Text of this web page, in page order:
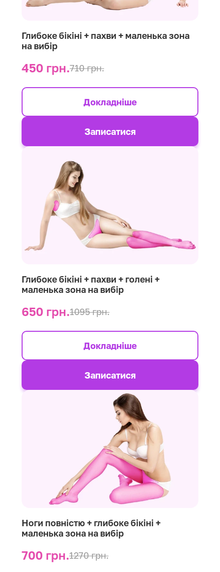
Глибоке бікіні + пахви + маленька зона
на вибір
450 грн.710 грн.
Докладніше
Записатися
Глибоке бікіні + пахви + голені +
маленька зона на вибір
650 грн.1095 грн.
Докладніше
Записатися
Ноги повністю + глибоке бікіні +
маленька зона на вибір
700 грн.1270 грн.